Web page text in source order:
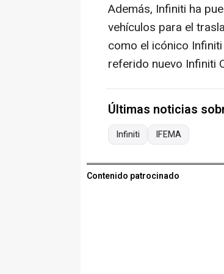
Además, Infiniti ha
vehículos para el
como el icónico
referido nuevo Infiniti
Últimas noticias
Infiniti IFEMA
Contenido patrocinado